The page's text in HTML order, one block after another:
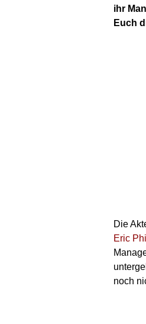
ihr
Euch
Die
Eric
noch